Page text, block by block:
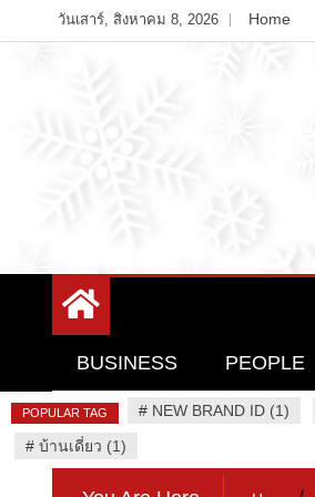
to
วันเสาร์, สิงหาคม 8, 2026 Home
94 Report.com
BUSINESS PEOPLE
POPULAR TAG # NEW BRAND ID (1)
# บ้านเดี่ยว (1)